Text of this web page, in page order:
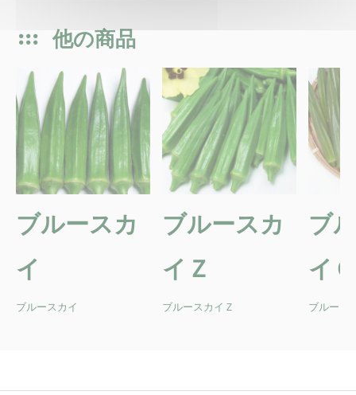
他の商品
ブルースカ
イ
ブルースカイ
ブルースカ
イＺ
ブルースカイＺ
ブ
イＧ
ブルース